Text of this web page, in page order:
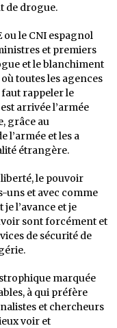
de drogue.
ou le CNI espagnol
et premiers
et le blanchiment
toutes les agences
rappeler le
arrivée l’armée
grâce au
l’armée et les a
étrangère.
liberté, le pouvoir
uns et avec comme
l’avance et je
sont forcément et
de sécurité de
marquée
à qui préfère
et chercheurs
voir et